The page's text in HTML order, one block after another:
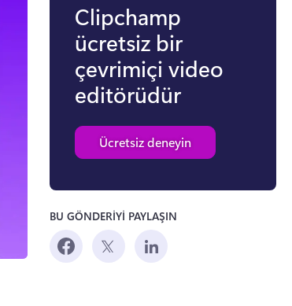
Clipchamp
ücretsiz bir
çevrimiçi video
editörüdür
Ücretsiz deneyin
BU GÖNDERİYİ PAYLAŞIN